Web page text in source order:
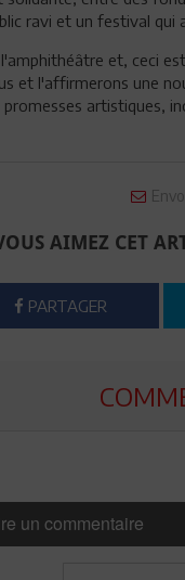
ravi et un festival qui
et, ceci
et l'affirmerons une
artistiques,
AIMEZ CET
PARTAGER
un commentaire